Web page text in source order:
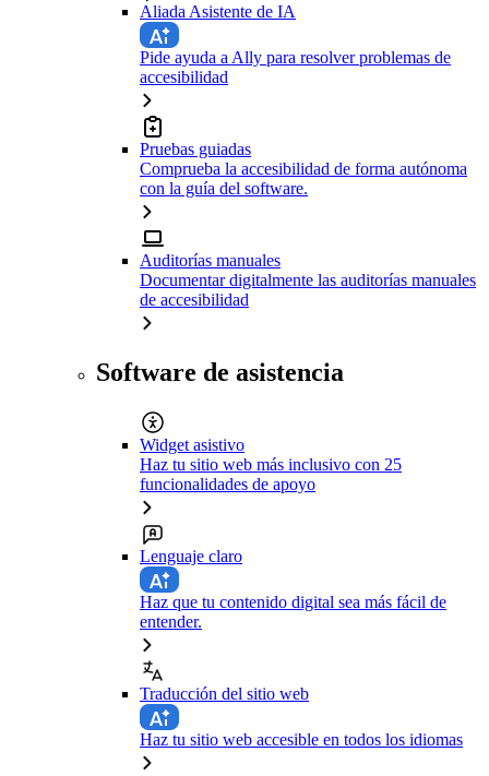
Aliada Asistente de IA
Pide ayuda a Ally para resolver problemas de
accesibilidad
Pruebas guiadas
Comprueba la accesibilidad de forma autónoma
con la guía del software.
Auditorías manuales
Documentar digitalmente las auditorías manuales
de accesibilidad
Software de asistencia
Widget asistivo
Haz tu sitio web más inclusivo con 25
funcionalidades de apoyo
Lenguaje claro
Haz que tu contenido digital sea más fácil de
entender.
Traducción del sitio web
Haz tu sitio web accesible en todos los idiomas